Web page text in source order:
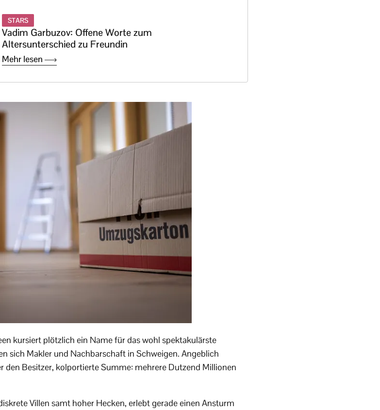
STARS
Vadim Garbuzov: Offene Worte zum
Altersunterschied zu Freundin
Mehr lesen
kursiert plötzlich ein Name für das wohl spektakulärste
sich Makler und Nachbarschaft in Schweigen. Angeblich
den Besitzer, kolportierte Summe: mehrere Dutzend Millionen
Villen samt hoher Hecken, erlebt gerade einen Ansturm